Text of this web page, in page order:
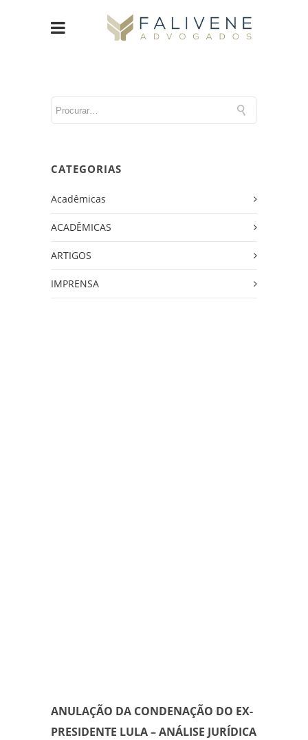
CATEGORIAS
Acadêmicas
ACADÊMICAS
ARTIGOS
IMPRENSA
ANULAÇÃO DA CONDENAÇÃO DO EX-
PRESIDENTE LULA – ANÁLISE JURÍDICA